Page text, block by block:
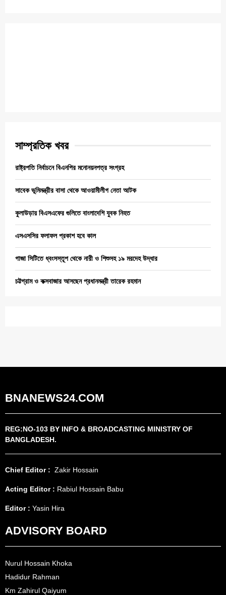
সাম্প্রতিক খবর
রাষ্ট্রপতি নির্বাচনে বিএনপির মনোনয়নপত্র সংগ্রহ
সাবেক ভূমিমন্ত্রীর বাসা থেকে আওয়ামীলীগ নেতা আটক
কুলাউড়ায় বিএসএফের গুলিতে বাংলাদেশি যুবক নিহত
এসএসসির ফলাফল প্রকাশ হবে কাল
গাজা সিটিতে ধ্বংসস্তূপ থেকে নারী ও শিশুসহ ১৯ মরদেহ উদ্ধার
চট্টগ্রাম ও কক্সবাজার আসছেন প্রধানমন্ত্রী তারেক রহমান
BNANEWS24.COM
REG:NO-103 BY INFO & BROADCASTING MINISTRY OF
BANGLADESH.
Chief Editor : Zakir Hossain
Acting Editor : Rabiul Hossain Babu
Editor : Yasin Hira
ADVISORY BOARD
Nurul Hossain Khoka
Hadidur Rahman
Km Zahirul Qaiyum